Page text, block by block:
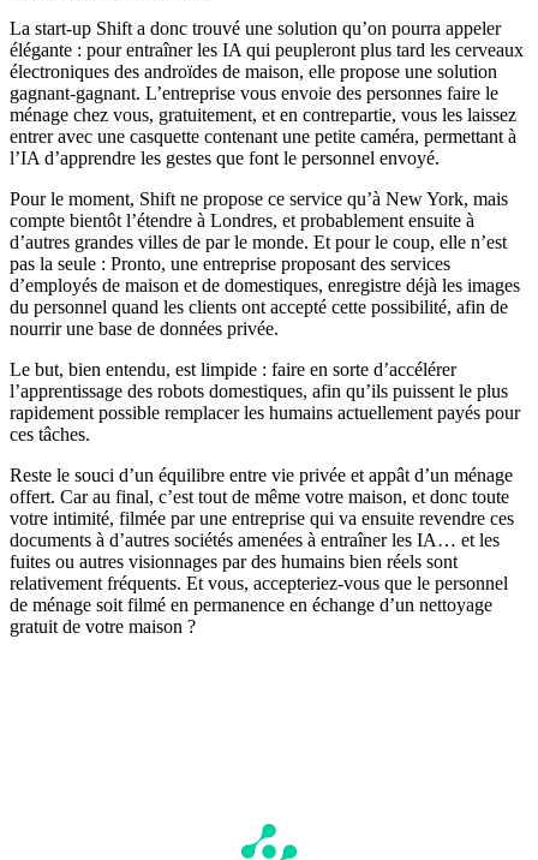
La start-up Shift a donc trouvé une solution qu’on pourra appeler
élégante : pour entraîner les IA qui peupleront plus tard les cerveaux
électroniques des androïdes de maison, elle propose une solution
gagnant-gagnant. L’entreprise vous envoie des personnes faire le
ménage chez vous, gratuitement, et en contrepartie, vous les laissez
entrer avec une casquette contenant une petite caméra, permettant à
l’IA d’apprendre les gestes que font le personnel envoyé.
Pour le moment, Shift ne propose ce service qu’à New York, mais
compte bientôt l’étendre à Londres, et probablement ensuite à
d’autres grandes villes de par le monde. Et pour le coup, elle n’est
pas la seule : Pronto, une entreprise proposant des services
d’employés de maison et de domestiques, enregistre déjà les images
du personnel quand les clients ont accepté cette possibilité, afin de
nourrir une base de données privée.
Le but, bien entendu, est limpide : faire en sorte d’accélérer
l’apprentissage des robots domestiques, afin qu’ils puissent le plus
rapidement possible remplacer les humains actuellement payés pour
ces tâches.
Reste le souci d’un équilibre entre vie privée et appât d’un ménage
offert. Car au final, c’est tout de même votre maison, et donc toute
votre intimité, filmée par une entreprise qui va ensuite revendre ces
documents à d’autres sociétés amenées à entraîner les IA… et les
fuites ou autres visionnages par des humains bien réels sont
relativement fréquents. Et vous, accepteriez-vous que le personnel
de ménage soit filmé en permanence en échange d’un nettoyage
gratuit de votre maison ?